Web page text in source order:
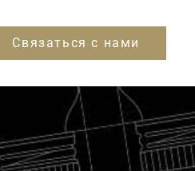
Связаться с нами